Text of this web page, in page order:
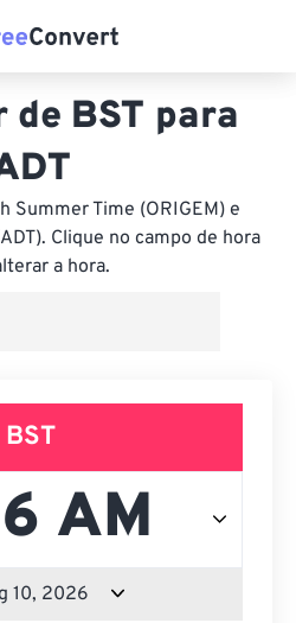
de BST para
Summer Time (ORIGEM) e
Clique no campo de hora
a hora.
BST